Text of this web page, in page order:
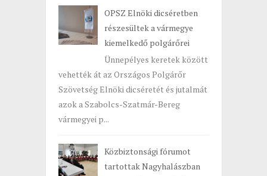
OPSZ Elnöki dicséretben
részesültek a vármegye
kiemelkedő polgárőrei
Ünnepélyes keretek között
vehették át az Országos Polgárőr
Szövetség Elnöki dicséretét és jutalmát
azok a Szabolcs-Szatmár-Bereg
vármegyei p...
Közbiztonsági fórumot
tartottak Nagyhalászban